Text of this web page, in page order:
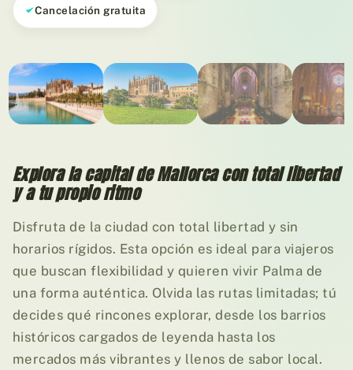
Cancelación gratuita
01/ 05
Explora la capital de Mallorca con total libertad
y a tu propio ritmo
Disfruta de la ciudad con total libertad y sin
horarios rígidos. Esta opción es ideal para viajeros
que buscan flexibilidad y quieren vivir Palma de
una forma auténtica. Olvida las rutas limitadas; tú
decides qué rincones explorar, desde los barrios
históricos cargados de leyenda hasta los
mercados más vibrantes y llenos de sabor local.